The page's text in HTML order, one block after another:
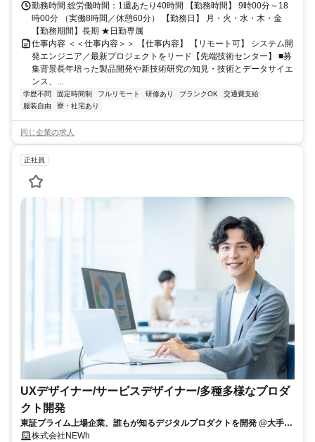
勤務時間 総労働時間：1週あたり40時間 【勤務時間】 9時00分～18
時00分 （実働8時間／休憩60分） 【勤務日】 月・火・水・木・金
【勤務期間】長期 ★日勤専属
仕事内容 ＜＜仕事内容＞＞ 【仕事内容】 【リモート可】 システム開
発エンジニア／最新プロジェクトをリード【先端技術センター】 ■募
集背景長年培った製品開発や新技術研究の知見・技術とデータサイエ
ンス、...
学歴不問 固定時間制 フルリモート 研修あり ブランクOK
交通費支給
服装自由
寮・社宅あり
同じ企業の求人
正社員
UXデザイナー/サービスデザイナー/多種多様なプロダ
クト開発
東証プライム上場企業、誰もが知るデジタルプロダクトを開発 @大手町
駅 株式会社NEWh